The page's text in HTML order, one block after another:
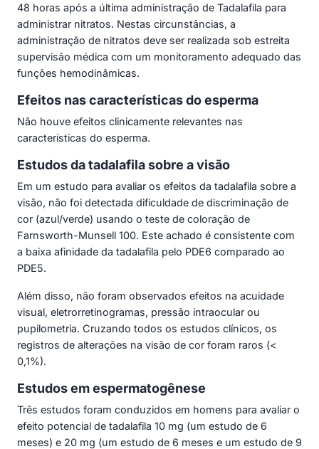
48 horas após a última administração de Tadalafila para
administrar nitratos. Nestas circunstâncias, a
administração de nitratos deve ser realizada sob estreita
supervisão médica com um monitoramento adequado das
funções hemodinâmicas.
Efeitos nas características do esperma
Não houve efeitos clinicamente relevantes nas
características do esperma.
Estudos da tadalafila sobre a visão
Em um estudo para avaliar os efeitos da tadalafila sobre a
visão, não foi detectada dificuldade de discriminação de
cor (azul/verde) usando o teste de coloração de
Farnsworth-Munsell 100. Este achado é consistente com
a baixa afinidade da tadalafila pelo PDE6 comparado ao
PDE5.
Além disso, não foram observados efeitos na acuidade
visual, eletrorretinogramas, pressão intraocular ou
pupilometria. Cruzando todos os estudos clínicos, os
registros de alterações na visão de cor foram raros (<
0,1%).
Estudos em espermatogênese
Três estudos foram conduzidos em homens para avaliar o
efeito potencial de tadalafila 10 mg (um estudo de 6
meses) e 20 mg (um estudo de 6 meses e um estudo de 9